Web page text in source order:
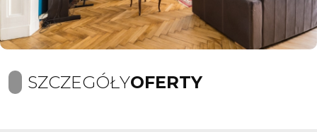
SZCZEGÓŁYOFERTY